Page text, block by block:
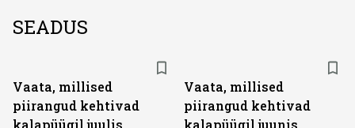
SEADUS
Vaata, millised
piirangud kehtivad
kalapüügil juulis
Vaata, millised
piirangud kehtivad
kalapüügil juunis